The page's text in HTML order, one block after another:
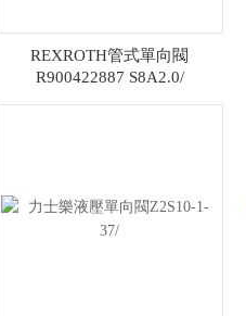
REXROTH管式單向閥
R900422887 S8A2.0/